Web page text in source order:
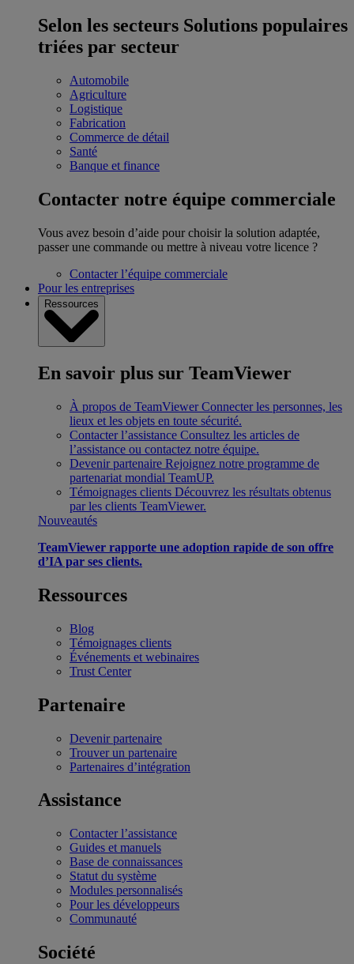
Selon les secteurs Solutions populaires
triées par secteur
Automobile
Agriculture
Logistique
Fabrication
Commerce de détail
Santé
Banque et finance
Contacter notre équipe commerciale
Vous avez besoin d’aide pour choisir la solution adaptée,
passer une commande ou mettre à niveau votre licence ?
Contacter l’équipe commerciale
Pour les entreprises
Ressources
En savoir plus sur TeamViewer
À propos de TeamViewer Connecter les personnes, les
lieux et les objets en toute sécurité.
Contacter l’assistance Consultez les articles de
l’assistance ou contactez notre équipe.
Devenir partenaire Rejoignez notre programme de
partenariat mondial TeamUP.
Témoignages clients Découvrez les résultats obtenus
par les clients TeamViewer.
Nouveautés
TeamViewer rapporte une adoption rapide de son offre
d’IA par ses clients.
Ressources
Blog
Témoignages clients
Événements et webinaires
Trust Center
Partenaire
Devenir partenaire
Trouver un partenaire
Partenaires d’intégration
Assistance
Contacter l’assistance
Guides et manuels
Base de connaissances
Statut du système
Modules personnalisés
Pour les développeurs
Communauté
Société